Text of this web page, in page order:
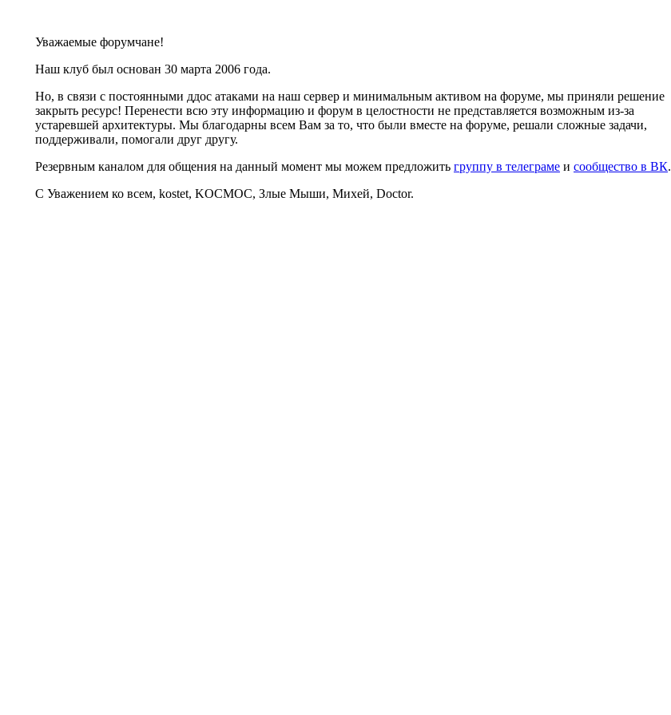
Уважаемые форумчане!
Наш клуб был основан 30 марта 2006 года.
Но, в связи с постоянными ддос атаками на наш сервер и минимальным активом на форуме, мы приняли решение
закрыть ресурс! Перенести всю эту информацию и форум в целостности не представляется возможным из-за
устаревшей архитектуры. Мы благодарны всем Вам за то, что были вместе на форуме, решали сложные задачи,
поддерживали, помогали друг другу.
Резервным каналом для общения на данный момент мы можем предложить группу в телеграме и сообщество в ВК.
С Уважением ко всем, kostet, KOCMOC, Злые Мыши, Михей, Doctor.